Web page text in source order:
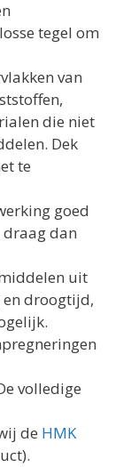
tegel om
van
die niet
Dek
te
goed
draag dan
uit
droogtijd,
volledige
de HMK